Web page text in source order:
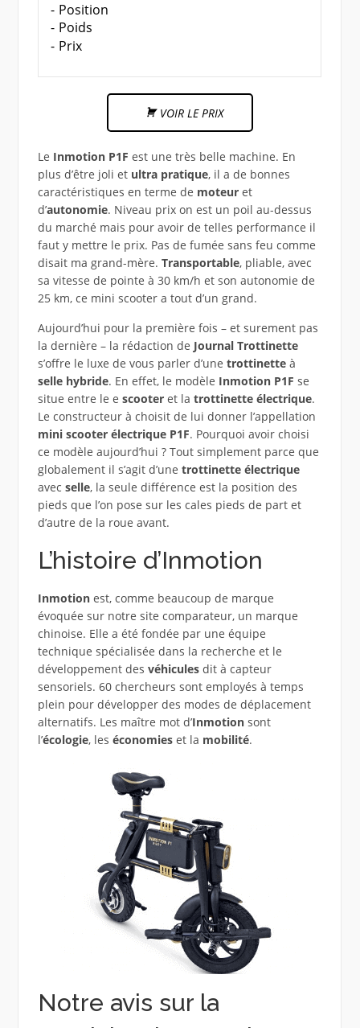
Position
Poids
Prix
VOIR LE PRIX
Le Inmotion P1F est une très belle machine. En
plus d’être joli etultra pratique, il a de bonnes
caractéristiques en terme de moteuret
d’autonomie. Niveau prix on est un poil au-dessus
du marché mais pour avoir de telles performance il
faut y mettre le prix. Pas de fumée sans feu comme
disait ma grand-mère. Transportable, pliable, avec
sa vitesse de pointe à 30 km/h et son autonomie de
25 km, ce mini scooter a tout d’un grand.
Aujourd’hui pour la première fois – et surement pas
la dernière – la rédaction de Journal Trottinette
s’offre le luxe de vous parler d’une trottinetteà
selle hybride. En effet, le modèle Inmotion P1F se
situe entre le e scooteret la trottinette électrique.
Le constructeur à choisit de lui donner l’appellation
mini scooter électrique P1F. Pourquoi avoir choisi
ce modèle aujourd’hui ? Tout simplement parce que
globalement il s’agit d’une trottinette électrique
avec selle, la seule différence est la position des
pieds que l’on pose sur les cales pieds de part et
d’autre de la roue avant.
L’histoire d’Inmotion
Inmotionest, comme beaucoup de marque
évoquée sur notre site comparateur, un marque
chinoise. Elle a été fondée par une équipe
technique spécialisée dans la recherche et le
développement des véhiculesdit à capteur
sensoriels. 60 chercheurs sont employés à temps
plein pour développer des modes de déplacement
alternatifs. Les maître mot d’Inmotionsont
l’écologie, les économieset la mobilité.
Notre avis sur la